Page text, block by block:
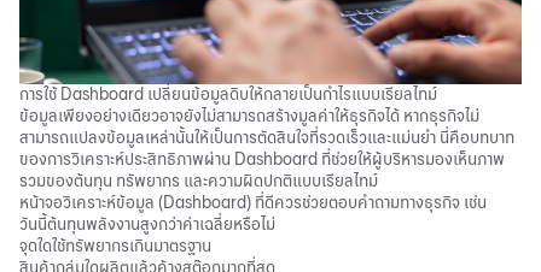
การใช้ Dashboard เปลี่ยนข้อมูลดิบให้กลายเป็นกำไรแบบเรียลไทม์
ข้อมูลเพียงอย่างเดียวอาจยังไม่สามารถสร้างมูลค่าให้ธุรกิจได้ หากธุรกิจไม่
สามารถแปลงข้อมูลเหล่านั้นให้เป็นการตัดสินใจที่รวดเร็วและแม่นยำ นี่คือบทบาท
ของการวิเคราะห์ประสิทธิภาพผ่าน Dashboard ที่ช่วยให้ผู้บริหารมองเห็นภาพ
รวมของต้นทุน ทรัพยากร และความผิดปกติแบบเรียลไทม์
หน้าจอวิเคราะห์ข้อมูล (Dashboard) ที่ดีควรช่วยตอบคำถามทางธุรกิจ เช่น
วันนี้ต้นทุนพลังงานสูงกว่าค่าเฉลี่ยหรือไม่
จุดใดใช้ทรัพยากรเกินมาตรฐาน
สินค้ากลุ่มใดผลิตแล้วค้างสต๊อกมากที่สุด